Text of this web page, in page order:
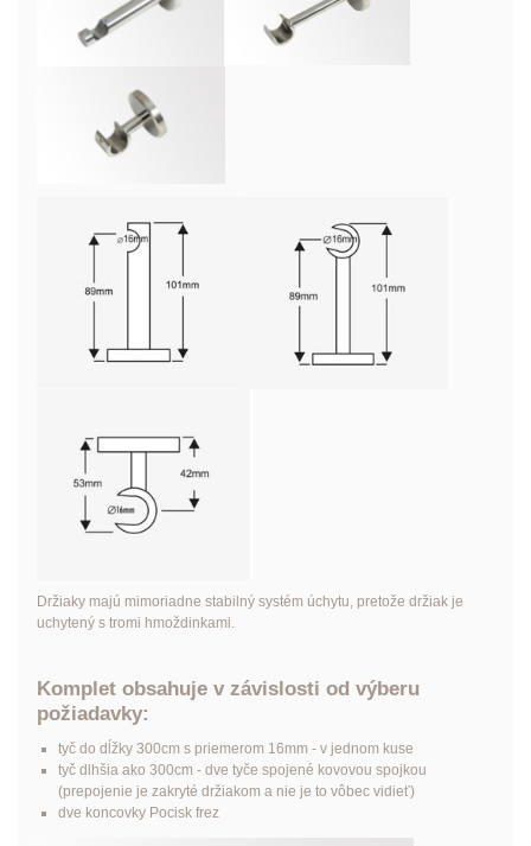
Držiaky majú mimoriadne stabilný systém úchytu, pretože držiak je
uchytený s tromi hmoždinkami.
Komplet obsahuje v závislosti od výberu
požiadavky:
tyč do dĺžky 300cm s priemerom 16mm - v jednom kuse
tyč dlhšia ako 300cm - dve tyče spojené kovovou spojkou
(prepojenie je zakryté držiakom a nie je to vôbec vidieť)
dve koncovky Pocisk frez